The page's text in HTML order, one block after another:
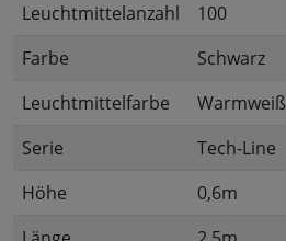
Leuchtmittelanzahl
100
Farbe
Schwarz
Leuchtmittelfarbe
Warmweiß
Serie
Tech-Line
Höhe
0,6m